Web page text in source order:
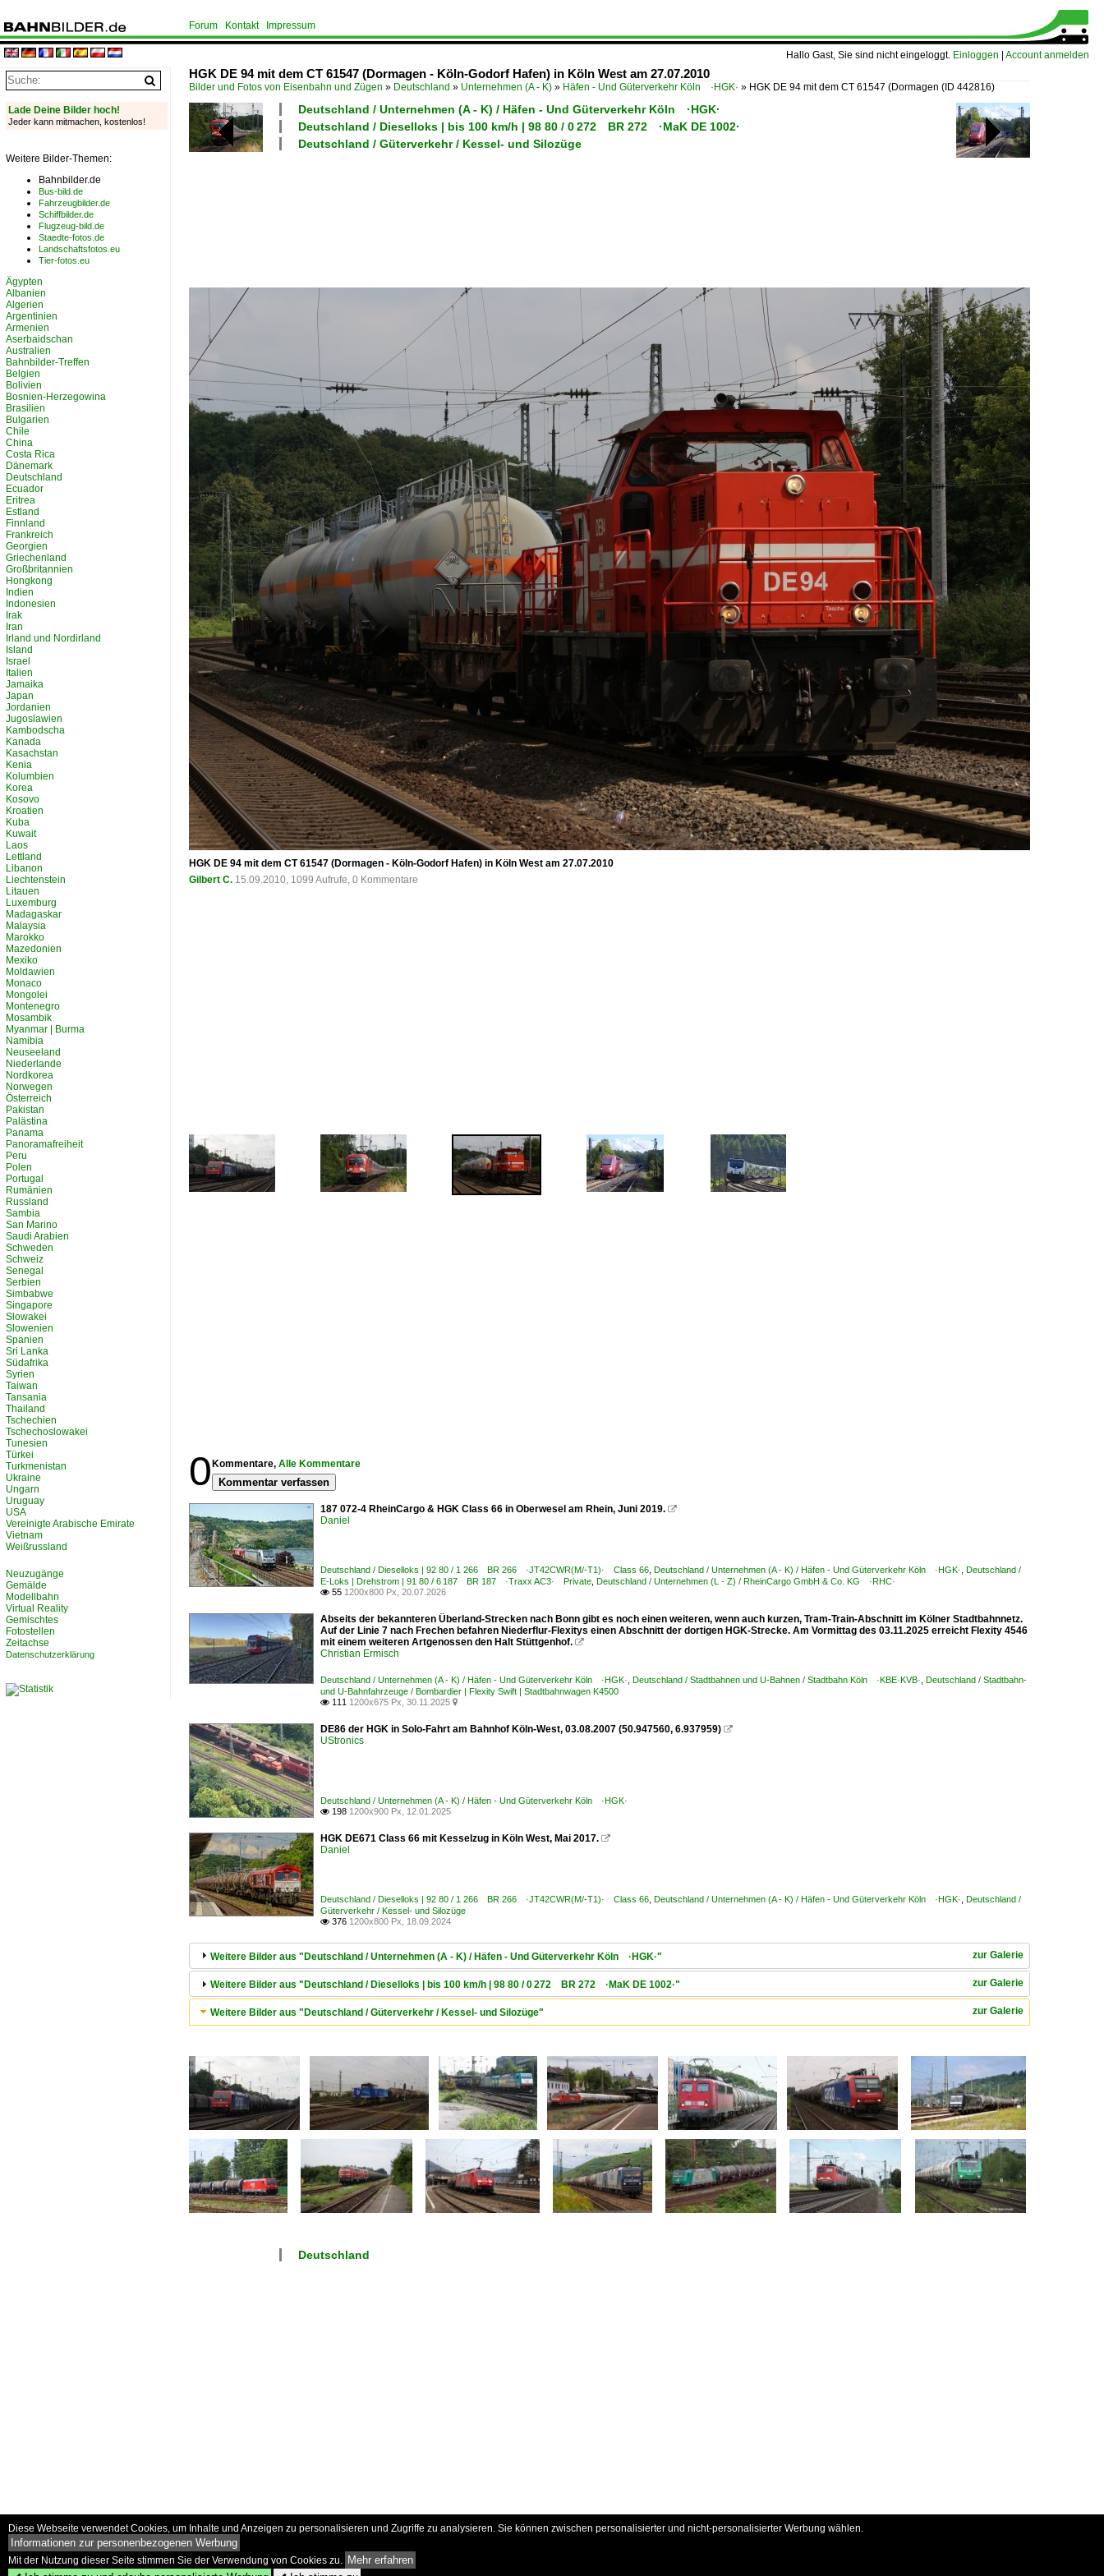
Hallo Gast, Sie sind nicht eingeloggt. Einloggen Account anmelden
Forum Kontakt Impressum
HGK DE 94 mit dem CT 61547 (Dormagen - Köln-Godorf Hafen) in Köln West am 27.07.2010
Bilder und Fotos von Eisenbahn und Zügen » Deutschland » Unternehmen (A - K) » Häfen - Und Güterverkehr Köln ·HGK· » HGK DE 94 mit dem CT 61547 (Dormagen (ID 442816)
Deutschland / Unternehmen (A - K) / Häfen - Und Güterverkehr Köln ·HGK·
Deutschland / Dieselloks | bis 100 km/h | 98 80 / 0 272 BR 272 ·MaK DE 1002·
Deutschland / Güterverkehr / Kessel- und Silozüge
HGK DE 94 mit dem CT 61547 (Dormagen - Köln-Godorf Hafen) in Köln West am 27.07.2010
Gilbert C. 15.09.2010, 1099 Aufrufe, 0 Kommentare
0 Kommentare, Alle Kommentare
Kommentar verfassen
187 072-4 RheinCargo & HGK Class 66 in Oberwesel am Rhein, Juni 2019. 
Daniel
Deutschland / Dieselloks | 92 80 / 1 266 BR 266 ·JT42CWR(M/-T1)· Class 66 Deutschland / Unternehmen (A - K) / Häfen - Und Güterverkehr Köln ·HGK· Deutschland /
E-Loks | Drehstrom | 91 80 / 6 187 BR 187 ·Traxx AC3· Private Deutschland / Unternehmen (L - Z) / RheinCargo GmbH & Co. KG ·RHC·
 55 1200x800 Px, 20.07.2026
Abseits der bekannteren Überland-Strecken nach Bonn gibt es noch einen weiteren, wenn auch kurzen, Tram-Train-Abschnitt im Kölner Stadtbahnnetz.
Auf der Linie 7 nach Frechen befahren Niederflur-Flexitys einen Abschnitt der dortigen HGK-Strecke. Am Vormittag des 03.11.2025 erreicht Flexity 4546
mit einem weiteren Artgenossen den Halt Stüttgenhof. 
Christian Ermisch
Deutschland / Unternehmen (A - K) / Häfen - Und Güterverkehr Köln ·HGK· Deutschland / Stadtbahnen und U-Bahnen / Stadtbahn Köln ·KBE·KVB· Deutschland / Stadtbahn-
und U-Bahnfahrzeuge / Bombardier | Flexity Swift | Stadtbahnwagen K4500
 111 1200x675 Px, 30.11.2025 
DE86 der HGK in Solo-Fahrt am Bahnhof Köln-West, 03.08.2007 (50.947560, 6.937959) 
UStronics
Deutschland / Unternehmen (A - K) / Häfen - Und Güterverkehr Köln ·HGK·
 198 1200x900 Px, 12.01.2025
HGK DE671 Class 66 mit Kesselzug in Köln West, Mai 2017. 
Daniel
Deutschland / Dieselloks | 92 80 / 1 266 BR 266 ·JT42CWR(M/-T1)· Class 66 Deutschland / Unternehmen (A - K) / Häfen - Und Güterverkehr Köln ·HGK· Deutschland /
Güterverkehr / Kessel- und Silozüge
 376 1200x800 Px, 18.09.2024
zur Galerie
Weitere Bilder aus "Deutschland / Unternehmen (A - K) / Häfen - Und Güterverkehr Köln ·HGK·"
zur Galerie
Weitere Bilder aus "Deutschland / Dieselloks | bis 100 km/h | 98 80 / 0 272 BR 272 ·MaK DE 1002·"
zur Galerie
Weitere Bilder aus "Deutschland / Güterverkehr / Kessel- und Silozüge"
Deutschland
Lade Deine Bilder hoch!
Jeder kann mitmachen, kostenlos!
Weitere Bilder-Themen:
Bahnbilder.de
Bus-bild.de
Fahrzeugbilder.de
Schiffbilder.de
Flugzeug-bild.de
Staedte-fotos.de
Landschaftsfotos.eu
Tier-fotos.eu
Ägypten
Albanien
Algerien
Argentinien
Armenien
Aserbaidschan
Australien
Bahnbilder-Treffen
Belgien
Bolivien
Bosnien-Herzegowina
Brasilien
Bulgarien
Chile
China
Costa Rica
Dänemark
Deutschland
Ecuador
Eritrea
Estland
Finnland
Frankreich
Georgien
Griechenland
Großbritannien
Hongkong
Indien
Indonesien
Irak
Iran
Irland und Nordirland
Island
Israel
Italien
Jamaika
Japan
Jordanien
Jugoslawien
Kambodscha
Kanada
Kasachstan
Kenia
Kolumbien
Korea
Kosovo
Kroatien
Kuba
Kuwait
Laos
Lettland
Libanon
Liechtenstein
Litauen
Luxemburg
Madagaskar
Malaysia
Marokko
Mazedonien
Mexiko
Moldawien
Monaco
Mongolei
Montenegro
Mosambik
Myanmar | Burma
Namibia
Neuseeland
Niederlande
Nordkorea
Norwegen
Österreich
Pakistan
Palästina
Panama
Panoramafreiheit
Peru
Polen
Portugal
Rumänien
Russland
Sambia
San Marino
Saudi Arabien
Schweden
Schweiz
Senegal
Serbien
Simbabwe
Singapore
Slowakei
Slowenien
Spanien
Sri Lanka
Südafrika
Syrien
Taiwan
Tansania
Thailand
Tschechien
Tschechoslowakei
Tunesien
Türkei
Turkmenistan
Ukraine
Ungarn
Uruguay
USA
Vereinigte Arabische Emirate
Vietnam
Weißrussland
Neuzugänge
Gemälde
Modellbahn
Virtual Reality
Gemischtes
Fotostellen
Zeitachse
Datenschutzerklärung
Diese Webseite verwendet Cookies, um Inhalte und Anzeigen zu personalisieren und Zugriffe zu analysieren. Sie können zwischen personalisierter und nicht-personalisierter Werbung wählen.
Informationen zur personenbezogenen Werbung
Mit der Nutzung dieser Seite stimmen Sie der Verwendung von Cookies zu. Mehr erfahren